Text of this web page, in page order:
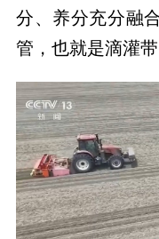
分、养分充分融
管，也就是滴灌带